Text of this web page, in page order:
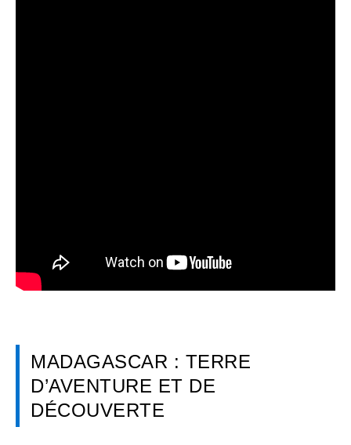
MADAGASCAR : TERRE
D’AVENTURE ET DE
DÉCOUVERTE